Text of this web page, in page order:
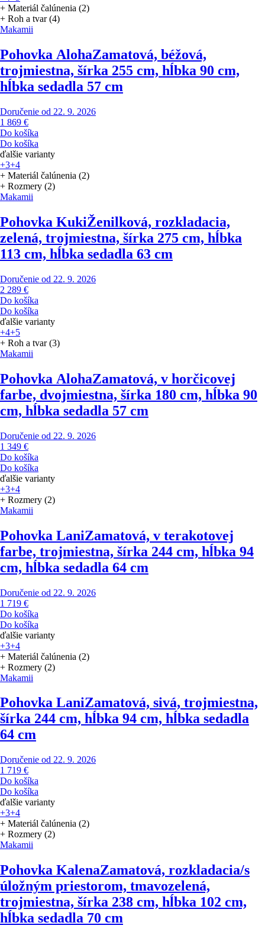
+ Materiál čalúnenia (2)
+ Roh a tvar (4)
Makamii
Pohovka AlohaZamatová, béžová,
trojmiestna, šírka 255 cm, hĺbka 90 cm,
hĺbka sedadla 57 cm
Doručenie od 22. 9. 2026
1 869 €
Do košíka
Do košíka
ďalšie varianty
+3+4
+ Materiál čalúnenia (2)
+ Rozmery (2)
Makamii
Pohovka KukiŽenilková, rozkladacia,
zelená, trojmiestna, šírka 275 cm, hĺbka
113 cm, hĺbka sedadla 63 cm
Doručenie od 22. 9. 2026
2 289 €
Do košíka
Do košíka
ďalšie varianty
+4+5
+ Roh a tvar (3)
Makamii
Pohovka AlohaZamatová, v horčicovej
farbe, dvojmiestna, šírka 180 cm, hĺbka 90
cm, hĺbka sedadla 57 cm
Doručenie od 22. 9. 2026
1 349 €
Do košíka
Do košíka
ďalšie varianty
+3+4
+ Rozmery (2)
Makamii
Pohovka LaniZamatová, v terakotovej
farbe, trojmiestna, šírka 244 cm, hĺbka 94
cm, hĺbka sedadla 64 cm
Doručenie od 22. 9. 2026
1 719 €
Do košíka
Do košíka
ďalšie varianty
+3+4
+ Materiál čalúnenia (2)
+ Rozmery (2)
Makamii
Pohovka LaniZamatová, sivá, trojmiestna,
šírka 244 cm, hĺbka 94 cm, hĺbka sedadla
64 cm
Doručenie od 22. 9. 2026
1 719 €
Do košíka
Do košíka
ďalšie varianty
+3+4
+ Materiál čalúnenia (2)
+ Rozmery (2)
Makamii
Pohovka KalenaZamatová, rozkladacia/s
úložným priestorom, tmavozelená,
trojmiestna, šírka 238 cm, hĺbka 102 cm,
hĺbka sedadla 70 cm